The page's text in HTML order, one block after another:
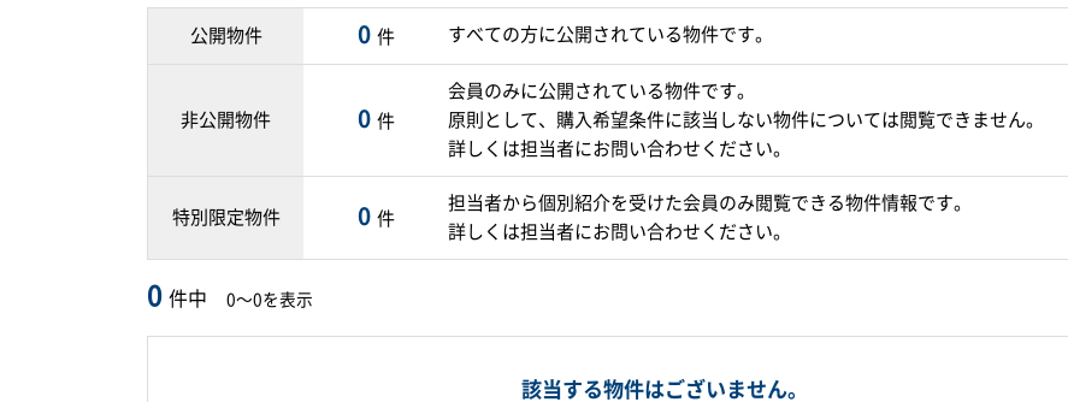
公開物件 0 件 すべての方に公開されている物件です。
非公開物件 0 件
会員のみに公開されている物件です。
原則として、購入希望条件に該当しない物件については閲覧できません。
詳しくは担当者にお問い合わせください。
特別限定物件 0 件
担当者から個別紹介を受けた会員のみ閲覧できる物件情報です。
詳しくは担当者にお問い合わせください。
0 件中 0～0を表示
該当する物件はございません。